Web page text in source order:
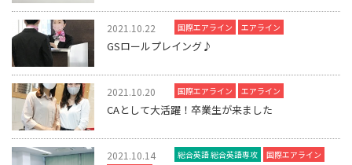
2021.10.22 国際エアライン エアライン
GSロールプレイング♪
2021.10.20 国際エアライン エアライン
CAとして大活躍！卒業生が来ました
2021.10.14 総合英語 総合英語専攻
国際エアライン